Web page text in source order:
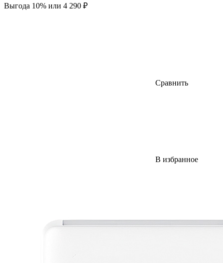
Выгода 10% или 4 290 ₽
Сравнить
В избранное